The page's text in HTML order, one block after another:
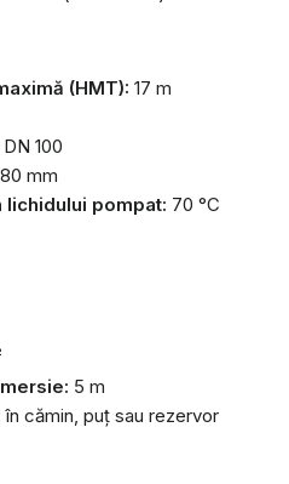
(HMT): 17 m
DN 100
mm
lichidului pompat: 70 °C
5 m
în cămin, puț sau rezervor